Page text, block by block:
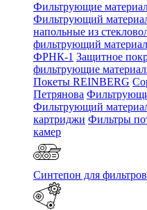
Фильтрующие
Фильтрующий
напольные из
фильтрующий
ФРНК-1 Защитное
фильтрующие
Покеты REINBERG
Петрянова
Фильтрующий
картриджи Фильтры
камер
Синтепон для фильтров